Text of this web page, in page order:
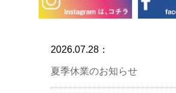
2026.07.28：
夏季休業のお知らせ